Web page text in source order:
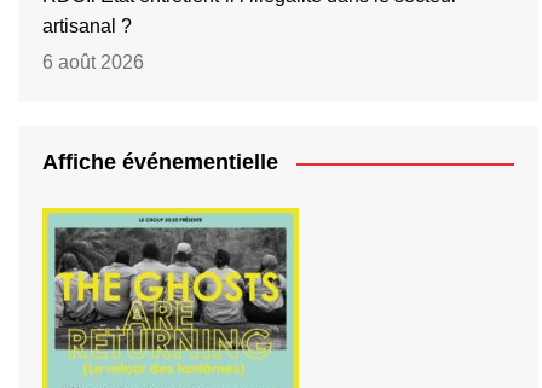
artisanal ?
6 août 2026
Affiche événementielle